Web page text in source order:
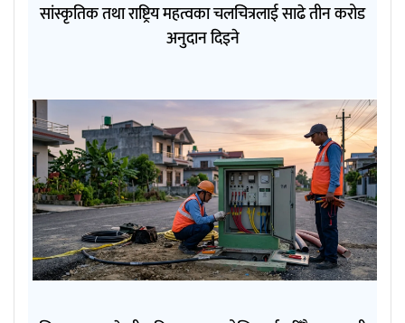
सांस्कृतिक तथा राष्ट्रिय महत्वका चलचित्रलाई साढे तीन करोड
अनुदान दिइने